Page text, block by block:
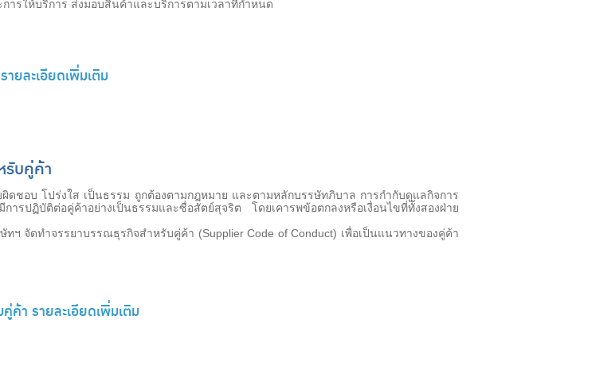
ารให้บริการ ส่งมอบสินค้าและบริการตามเวลาที่กำหนด
ยละเอียดเพิ่มเติม
รับคู่ค้า
ชอบ โปร่งใส เป็นธรรม ถูกต้องตามกฎหมาย และตามหลักบรรษัทภิบาล การกำกับดูแลกิจการ
รปฏิบัติต่อคู่ค้าอย่างเป็นธรรมและซื่อสัตย์สุจริต โดยเคารพข้อตกลงหรือเงื่อนไขที่ทั้งสองฝ่าย
ทฯ จัดทำจรรยาบรรณธุรกิจสำหรับคู่ค้า (Supplier Code of Conduct) เพื่อเป็นแนวทางของคู่ค้า
า รายละเอียดเพิ่มเติม